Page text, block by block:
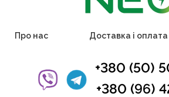
Про нас Доставка і оплата
+380 (50)
+380 (96)